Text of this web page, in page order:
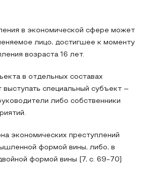
в экономической сфере может
лицо, достигшее к моменту
возраста 16 лет.
в отдельных составах
специальный субъект –
либо собственники
экономических преступлений
формой вины, либо, в
формой вины [7, с. 69-70]